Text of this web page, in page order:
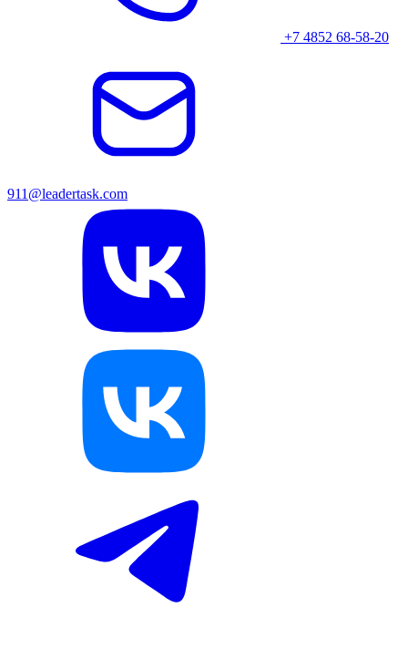
+7 4852 68-58-20
911@leadertask.com